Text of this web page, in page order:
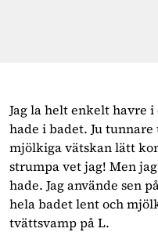
Jag la helt enkelt havre
hade i badet. Ju
mjölkiga vätskan lätt
strumpa vet jag! Men
hade. Jag använde sen
hela badet lent och
tvättsvamp på L.